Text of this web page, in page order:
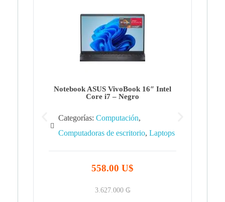
Notebook ASUS VivoBook 16″ Intel
Core i7 – Negro
Categorías: Computación,
Computadoras de escritorio, Laptops
558.00 U$
3.627.000 ₲